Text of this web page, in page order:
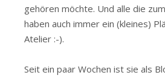
gehören möchte. Und alle die
haben auch immer ein (kleines)
Atelier :-).
Seit ein paar Wochen ist sie als